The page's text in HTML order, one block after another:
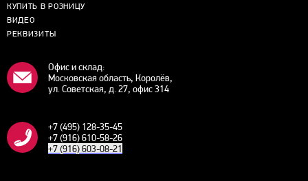
КУПИТЬ В РОЗНИЦУ
ВИДЕО
РЕКВИЗИТЫ
Офис и склад:
Московская область, Королёв,
ул. Советская, д. 27, офис 314
+7 (495) 128-35-45
+7 (916) 610-58-26
+7 (916) 603-08-21